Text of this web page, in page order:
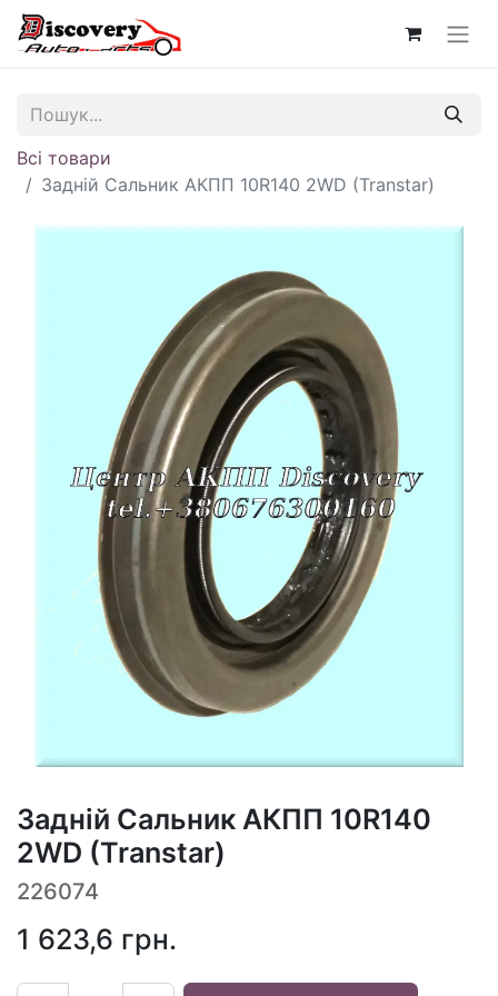
Всі товари
Задній Сальник АКПП 10R140 2WD (Transtar)
Задній Сальник АКПП 10R140
2WD (Transtar)
226074
1 623,6 грн.